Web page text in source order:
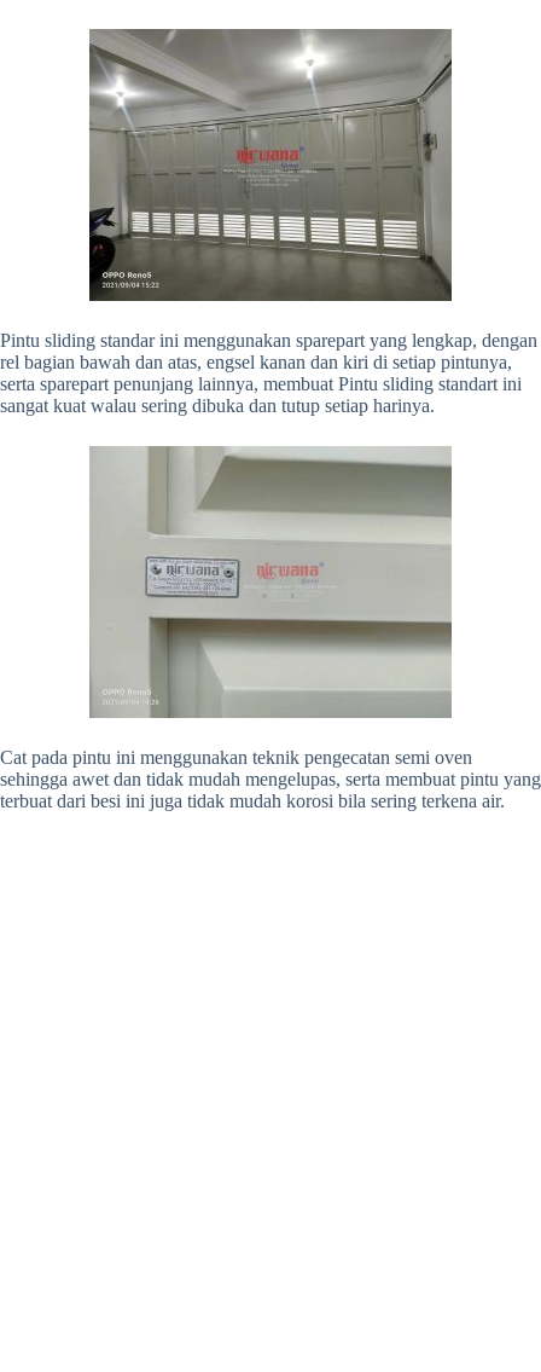
Pintu sliding standar ini menggunakan sparepart yang lengkap, dengan
rel bagian bawah dan atas, engsel kanan dan kiri di setiap pintunya,
serta sparepart penunjang lainnya, membuat Pintu sliding standart ini
sangat kuat walau sering dibuka dan tutup setiap harinya.
Cat pada pintu ini menggunakan teknik pengecatan semi oven
sehingga awet dan tidak mudah mengelupas, serta membuat pintu yang
terbuat dari besi ini juga tidak mudah korosi bila sering terkena air.